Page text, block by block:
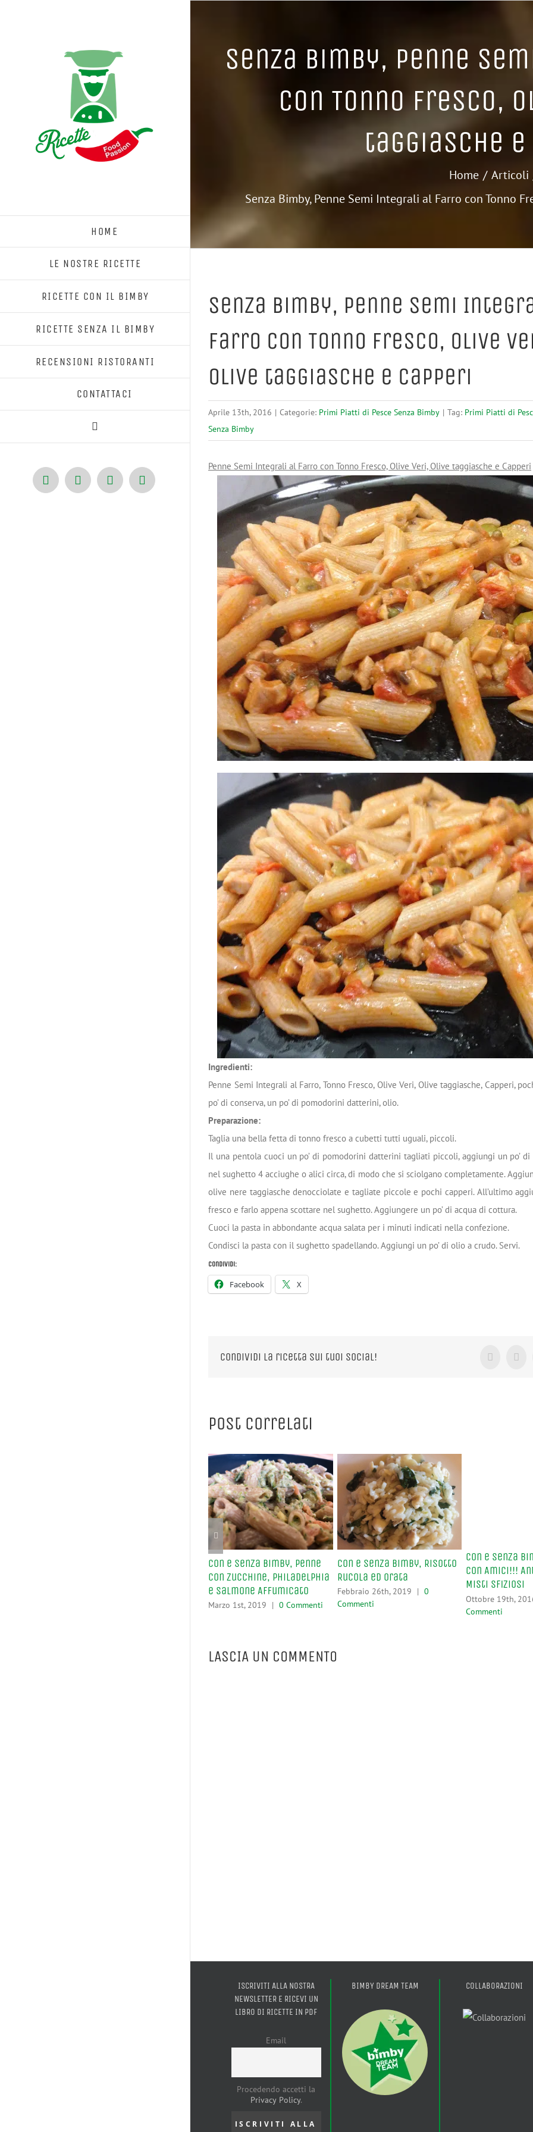
HOME
LE NOSTRE RICETTE
RICETTE CON IL BIMBY
RICETTE SENZA IL BIMBY
RECENSIONI RISTORANTI
CONTATTACI
Facebook
X PinterestInstagram
Senza Bimby, Penne
con Tonno Fresco,
taggiasche e
Home
Articoli
Senza Bimby, Penne Semi Integrali al Farro con Tonno
Senza Bimby, Penne Semi
Farro con Tonno Fresco, Olive
Olive taggiasche e Capperi
Aprile 13th, 2016 | Categorie: Primi Piatti di Pesce Senza Bimby | Tag: Primi Piatti di
Senza Bimby
Penne Semi Integrali al Farro con Tonno Fresco, Olive Veri, Olive taggiasche e Capperi
Ingredienti:
Penne Semi Integrali al Farro, Tonno Fresco, Olive Veri, Olive taggiasche, Capperi,
po’ di conserva, un po’ di pomodorini datterini, olio.
Preparazione:
Taglia una bella fetta di tonno fresco a cubetti tutti uguali, piccoli.
Il una pentola cuoci un po’ di pomodorini datterini tagliati piccoli, aggiungi un po’ di
nel sughetto 4 acciughe o alici circa, di modo che si sciolgano completamente.
olive nere taggiasche denocciolate e tagliate piccole e pochi capperi. All’ultimo
fresco e farlo appena scottare nel sughetto. Aggiungere un po’ di acqua di cottura.
Cuoci la pasta in abbondante acqua salata per i minuti indicati nella confezione.
Condisci la pasta con il sughetto spadellando. Aggiungi un po’ di olio a crudo. Servi.
Condividi:
Facebook X
Condividi la ricetta sui tuoi Social! Facebook
X
Post correlati
Con e Senza Bimby, Penne
con Zucchine, Philadelphia
e Salmone Affumicato
Marzo 1st, 2019 | 0 Commenti
Con e Senza Bimby, Risotto
Rucola ed Orata
Febbraio 26th, 2019 | 0
Commenti
Con e Senza
con Amici!!!
Misti Sfiziosi
Ottobre 19th,
Commenti
LASCIA UN COMMENTO
ISCRIVITI ALLA NOSTRA
NEWSLETTER E RICEVI UN
LIBRO DI RICETTE IN PDF
Email
Procedendo accetti la
Privacy Policy.
BIMBY DREAM TEAM COLLABORAZIONI